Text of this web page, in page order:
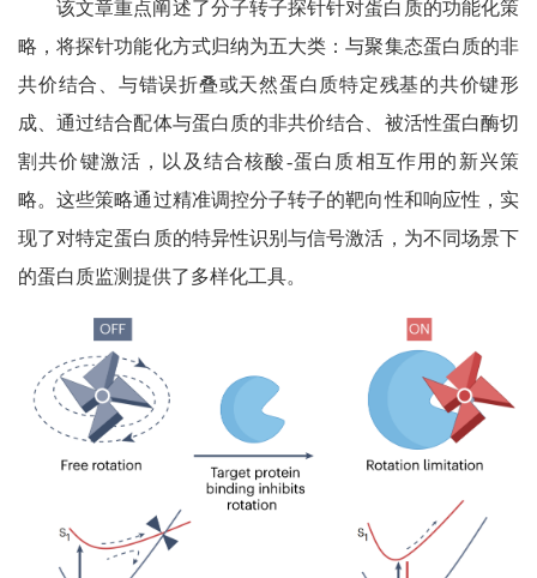
该文章重点阐述了分子转子探针针对蛋白质的功能化策
略，将探针功能化方式归纳为五大类：与聚集态蛋白质的非
共价结合、与错误折叠或天然蛋白质特定残基的共价键形
成、通过结合配体与蛋白质的非共价结合、被活性蛋白酶切
割共价键激活，以及结合核酸-蛋白质相互作用的新兴策
略。这些策略通过精准调控分子转子的靶向性和响应性，实
现了对特定蛋白质的特异性识别与信号激活，为不同场景下
的蛋白质监测提供了多样化工具。